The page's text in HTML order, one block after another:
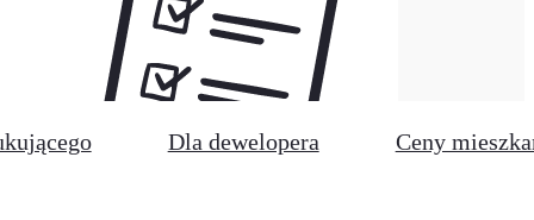
Dla dewelopera Ceny